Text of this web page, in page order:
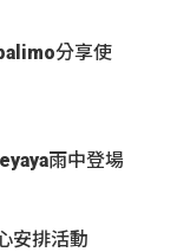
分享使
雨中登場
安排活動